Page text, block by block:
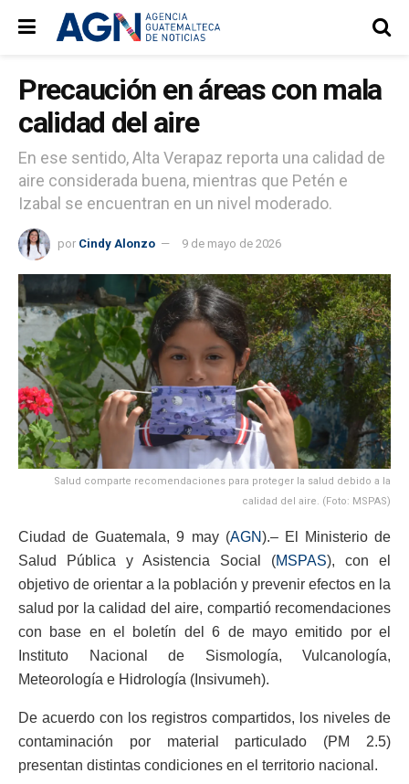
Precaución en áreas con mala
calidad del aire
En ese sentido, Alta Verapaz reporta una calidad de
aire considerada buena, mientras que Petén e
Izabal se encuentran en un nivel moderado.
por Cindy Alonzo 9 de mayo de 2026
Salud comparte recomendaciones para proteger la salud debido a la
calidad del aire. (Foto: MSPAS)
Ciudad de Guatemala, 9 may (AGN).– El Ministerio de
Salud Pública y Asistencia Social (MSPAS), con el
objetivo de orientar a la población y prevenir efectos en la
salud por la calidad del aire, compartió recomendaciones
con base en el boletín del 6 de mayo emitido por el
Instituto Nacional de Sismología, Vulcanología,
Meteorología e Hidrología (Insivumeh).
De acuerdo con los registros compartidos, los niveles de
contaminación por material particulado (PM 2.5)
presentan distintas condiciones en el territorio nacional.